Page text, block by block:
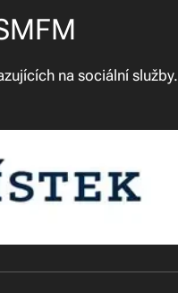
na sociální služby.